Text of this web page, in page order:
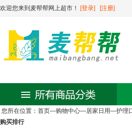
欢迎您来到麦帮帮网上超市！ [登录] [注册]
您所在位置： 首页—购物中心—居家日用—护理
购买排行